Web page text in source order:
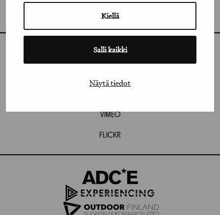
Kiellä
Salli kaikki
Näytä tiedot
GRAFIA(AT)GRAFIA.FI
INSTAGRAM
VIMEO
FLICKR